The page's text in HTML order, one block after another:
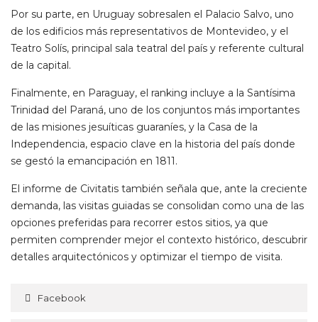
Por su parte, en Uruguay sobresalen el Palacio Salvo, uno
de los edificios más representativos de Montevideo, y el
Teatro Solís, principal sala teatral del país y referente cultural
de la capital.
Finalmente, en Paraguay, el ranking incluye a la Santísima
Trinidad del Paraná, uno de los conjuntos más importantes
de las misiones jesuíticas guaraníes, y la Casa de la
Independencia, espacio clave en la historia del país donde
se gestó la emancipación en 1811.
El informe de Civitatis también señala que, ante la creciente
demanda, las visitas guiadas se consolidan como una de las
opciones preferidas para recorrer estos sitios, ya que
permiten comprender mejor el contexto histórico, descubrir
detalles arquitectónicos y optimizar el tiempo de visita.
Facebook